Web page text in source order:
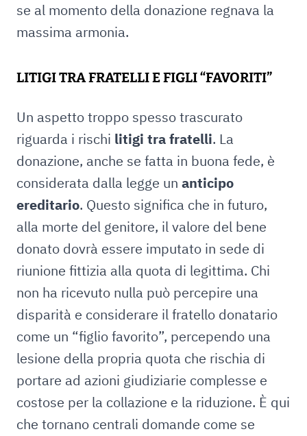
se al momento della donazione regnava la
massima armonia.
LITIGI TRA FRATELLI E FIGLI “FAVORITI”
Un aspetto troppo spesso trascurato
riguarda i rischi litigi tra fratelli. La
donazione, anche se fatta in buona fede, è
considerata dalla legge un anticipo
ereditario. Questo significa che in futuro,
alla morte del genitore, il valore del bene
donato dovrà essere imputato in sede di
riunione fittizia alla quota di legittima. Chi
non ha ricevuto nulla può percepire una
disparità e considerare il fratello donatario
come un “figlio favorito”, percependo una
lesione della propria quota che rischia di
portare ad azioni giudiziarie complesse e
costose per la collazione e la riduzione. È qui
che tornano centrali domande come se